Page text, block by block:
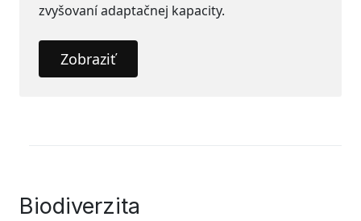
zvyšovaní adaptačnej kapacity.
Zobraziť
Biodiverzita